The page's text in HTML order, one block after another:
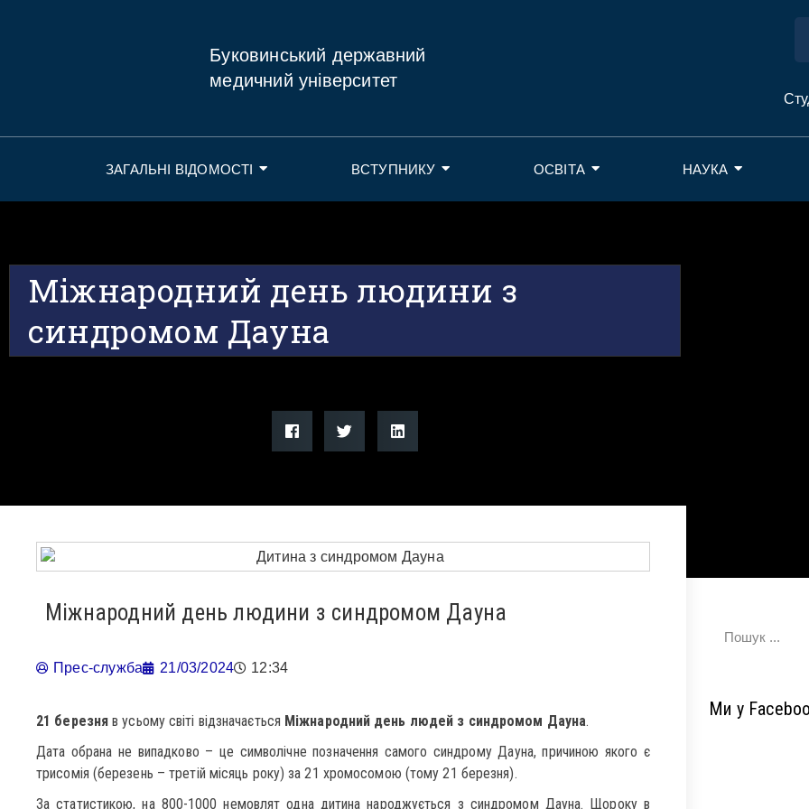
Буковинський державний
медичний університет
ЗАГАЛЬНІ ВІДОМОСТІ ВСТУПНИКУ ОСВІТА НАУКА
Міжнародний день людини з
синдромом Дауна
Міжнародний день людини з синдромом Дауна
Прес-служба 21/03/2024 12:34
21 березня в усьому світі відзначається Міжнародний день людей з синдромом Дауна.
Дата обрана не випадково – це символічне позначення самого синдрому Дауна, причиною якого є
трисомія (березень – третій місяць року) за 21 хромосомою (тому 21 березня).
За статистикою, на 800-1000 немовлят одна дитина народжується з синдромом Дауна. Щороку в
Ми у